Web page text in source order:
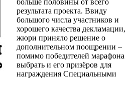
больше половины от всего
результата проекта. Ввиду
большого числа участников и
хорошего качества декламации,
жюри приняло решение о
дополнительном поощрении –
помимо победителей марафона
выбрать и его призёров для
награждения Специальными